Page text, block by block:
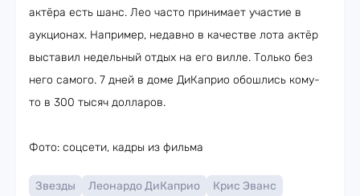
актёра есть шанс. Лео часто принимает участие в
аукционах. Например, недавно в качестве лота актёр
выставил недельный отдых на его вилле. Только без
него самого. 7 дней в доме ДиКаприо обошлись кому-
то в 300 тысяч долларов.
Фото: соцсети, кадры из фильма
Звезды Леонардо ДиКаприо
Крис Эванс